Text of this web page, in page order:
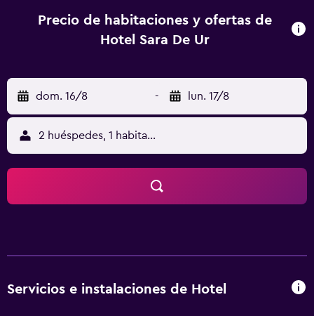
tetera. Los baños están equipados con bañera, bidé,
artículos de higiene personal gratuitos y secador de pelo.
Netflix. Se ofrece servicio de limpieza todos los días y es
posible solicitar tabla de planchar con plancha. Los
servicios de ocio y esparcimiento en este hotel incluyen
una piscina al aire libre. Se pueden practicar las
actividades de ocio y esparcimiento que se indican más
abajo en las instalaciones o cerca del alojamiento (es
posible que se aplique un recargo).
Precio de habitaciones y ofertas de
Hotel Sara De Ur
dom. 16/8 - lun. 17/8
2 huéspedes, 1 habitación
Servicios e instalaciones de Hotel